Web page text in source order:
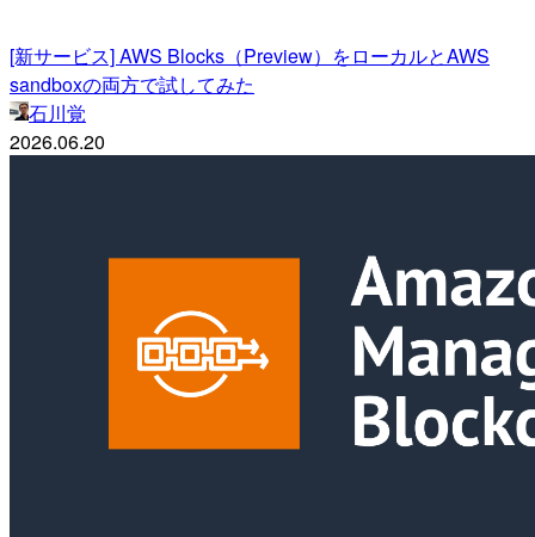
[新サービス] AWS Blocks（Preview）をローカルとAWS
sandboxの両方で試してみた
石川覚
2026.06.20